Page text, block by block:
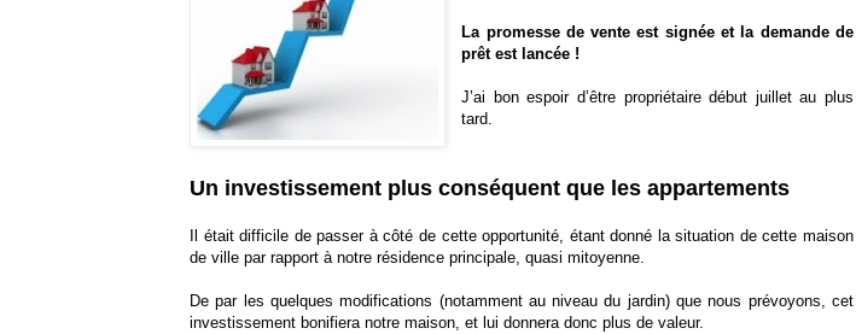
La promesse de vente est signée et la demande de
prêt est lancée !
J’ai bon espoir d’être propriétaire début juillet au plus
tard.
Un investissement plus conséquent que les appartements
Il était difficile de passer à côté de cette opportunité, étant donné la situation de cette maison
de ville par rapport à notre résidence principale, quasi mitoyenne.
De par les quelques modifications (notamment au niveau du jardin) que nous prévoyons, cet
investissement bonifiera notre maison, et lui donnera donc plus de valeur.